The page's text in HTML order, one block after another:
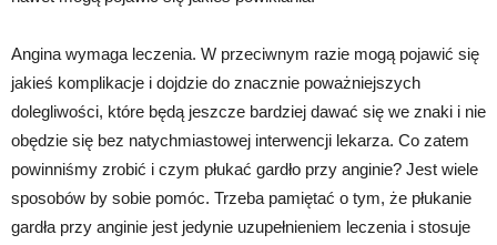
Angina wymaga leczenia. W przeciwnym razie mogą pojawić się
jakieś komplikacje i dojdzie do znacznie poważniejszych
dolegliwości, które będą jeszcze bardziej dawać się we znaki i nie
obędzie się bez natychmiastowej interwencji lekarza. Co zatem
powinniśmy zrobić i czym płukać gardło przy anginie? Jest wiele
sposobów by sobie pomóc. Trzeba pamiętać o tym, że płukanie
gardła przy anginie jest jedynie uzupełnieniem leczenia i stosuje